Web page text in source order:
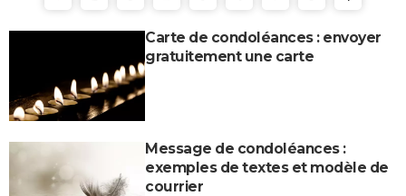
Carte de condoléances : envoyer
gratuitement une carte
Message de condoléances :
exemples de textes et modèle de
courrier